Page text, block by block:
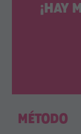
¡HAY
MÉTODO